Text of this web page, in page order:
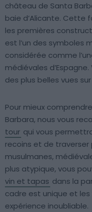
château de Santa
baie d’Alicante. Cette
les premières
est l’un des symboles
considérée comme
médiévales
des plus belles vues
Pour mieux
Barbara, nous vous
tour qui vous
recoins et de traverser
musulmanes,
plus atypique, vous
vin et tapas dans la
cadre est unique et
expérience inoubliable.